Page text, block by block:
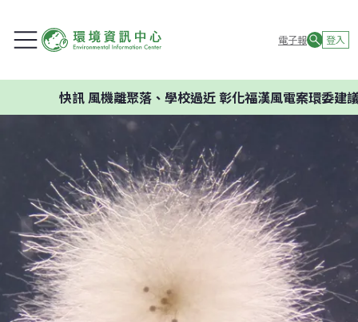
電子報 登入
風機離聚落、學校過近 彰化福漢風電案環委建議不應開發